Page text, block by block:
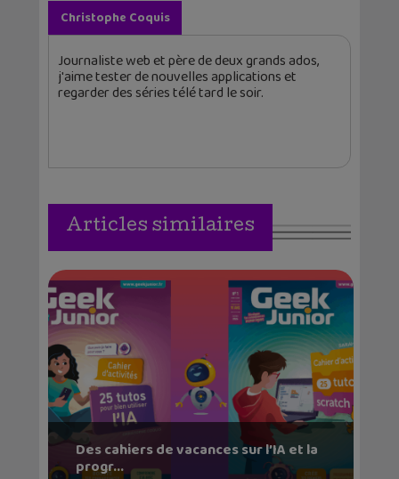
Christophe Coquis
Journaliste web et père de deux grands ados,
j'aime tester de nouvelles applications et
regarder des séries télé tard le soir.
Articles similaires
Des cahiers de vacances sur l’IA et la
progr...